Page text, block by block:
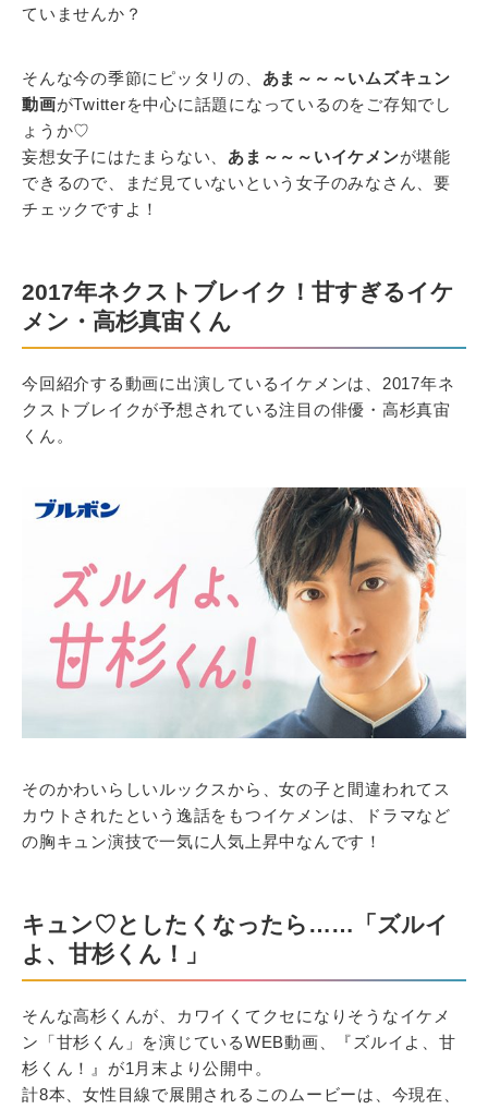
ていませんか？
そんな今の季節にピッタリの、 あま～～～いムズキュン
動画がTwitterを中心に話題になっているのをご存知でし
ょうか♡
妄想女子にはたまらない、 あま～～～いイケメンが堪能
できるので、まだ見ていないという女子のみなさん、要
チェックですよ！
2017年ネクストブレイク！甘すぎるイケ
メン・高杉真宙くん
今回紹介する動画に出演しているイケメンは、2017年ネ
クストブレイクが予想されている注目の俳優・高杉真宙
くん。
そのかわいらしいルックスから、女の子と間違われてス
カウトされたという逸話をもつイケメンは、ドラマなど
の胸キュン演技で一気に人気上昇中なんです！
キュン♡としたくなったら……「ズルイ
よ、甘杉くん！」
そんな高杉くんが、カワイくてクセになりそうなイケメ
ン「甘杉くん」を演じているWEB動画、『ズルイよ、甘
杉くん！』が1月末より公開中。
計8本、女性目線で展開されるこのムービーは、今現在、